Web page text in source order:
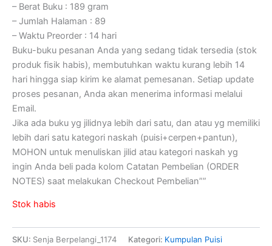
– Berat Buku : 189 gram
– Jumlah Halaman : 89
– Waktu Preorder : 14 hari
Buku-buku pesanan Anda yang sedang tidak tersedia (stok
produk fisik habis), membutuhkan waktu kurang lebih 14
hari hingga siap kirim ke alamat pemesanan. Setiap update
proses pesanan, Anda akan menerima informasi melalui
Email.
Jika ada buku yg jilidnya lebih dari satu, dan atau yg memiliki
lebih dari satu kategori naskah (puisi+cerpen+pantun),
MOHON untuk menuliskan jilid atau kategori naskah yg
ingin Anda beli pada kolom Catatan Pembelian (ORDER
NOTES) saat melakukan Checkout Pembelian””
Stok habis
SKU: Senja Berpelangi_1174 Kategori: Kumpulan Puisi